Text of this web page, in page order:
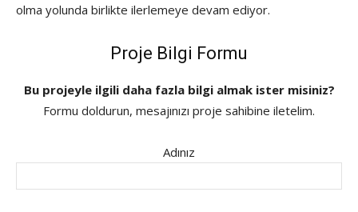
olma yolunda birlikte ilerlemeye devam ediyor.
Proje Bilgi Formu
Bu projeyle ilgili daha fazla bilgi almak ister misiniz?
Formu doldurun, mesajınızı proje sahibine iletelim.
Adınız